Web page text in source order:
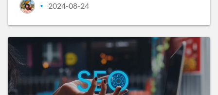
• 2024-08-24